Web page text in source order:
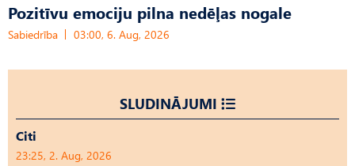
Pozitīvu emociju pilna nedēļas nogale
Sabiedrība 03:00, 6. Aug, 2026
SLUDINĀJUMI
Citi
23:25, 2. Aug, 2026